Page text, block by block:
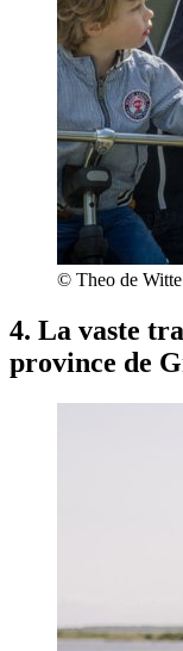
© Theo de Witte
4. La vaste
province de